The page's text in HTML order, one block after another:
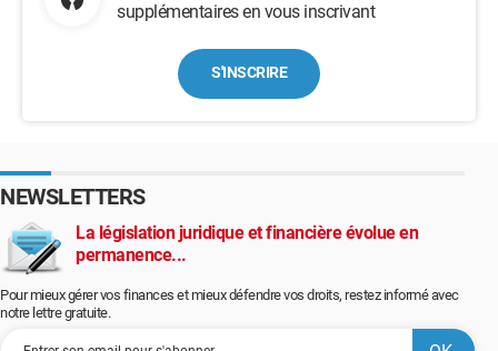
supplémentaires en vous inscrivant
S'INSCRIRE
NEWSLETTERS
La législation juridique et financière évolue en
permanence...
Pour mieux gérer vos finances et mieux défendre vos droits, restez informé avec
notre lettre gratuite.